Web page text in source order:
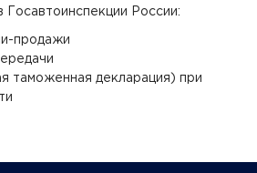
Госавтоинспекции России:
продажи
таможенная декларация) при